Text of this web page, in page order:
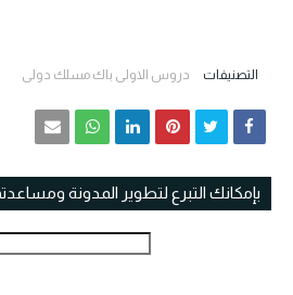
التصنيفات دروس الاولى باك مسلك دولي
بإمكانك التبرع لتطوير المدونة